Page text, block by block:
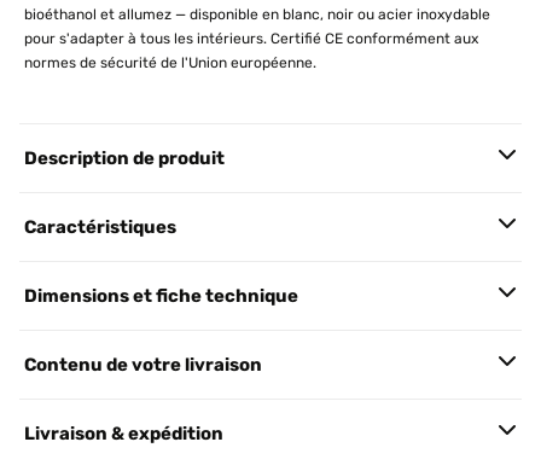
bioéthanol et allumez — disponible en blanc, noir ou acier inoxydable
pour s'adapter à tous les intérieurs. Certifié CE conformément aux
normes de sécurité de l'Union européenne.
Description de produit
Caractéristiques
Dimensions et fiche technique
Contenu de votre livraison
Livraison & expédition